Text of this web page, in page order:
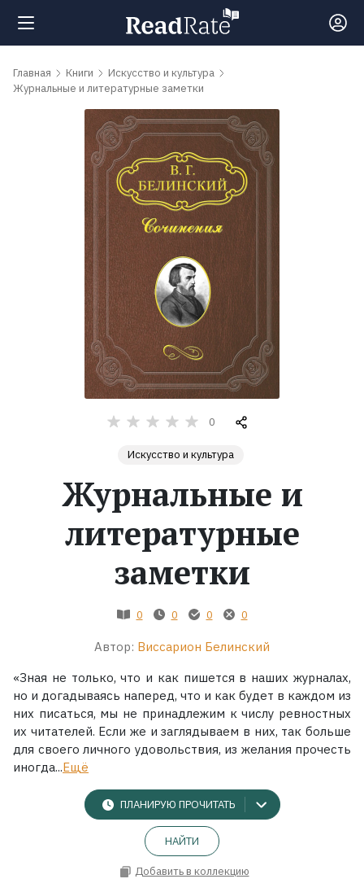
Поиск
Рейтинги
обсуждаемые
Экранизации
Коллекции
Главная Книги
Искусство и культура
Журнальные и литературные заметки
0
Искусство и культура
Журнальные и
литературные
заметки
0 0 0 0
Автор: Виссарион Белинский
«Зная не только, что и как пишется в наших журналах,
но и догадываясь наперед, что и как будет в каждом из
них писаться, мы не принадлежим к числу ревностных
их читателей. Если же и заглядываем в них, так больше
для своего личного удовольствия, из желания прочесть
иногда...Ещё
ПЛАНИРУЮ ПРОЧИТАТЬ
НАЙТИ
Добавить в коллекцию